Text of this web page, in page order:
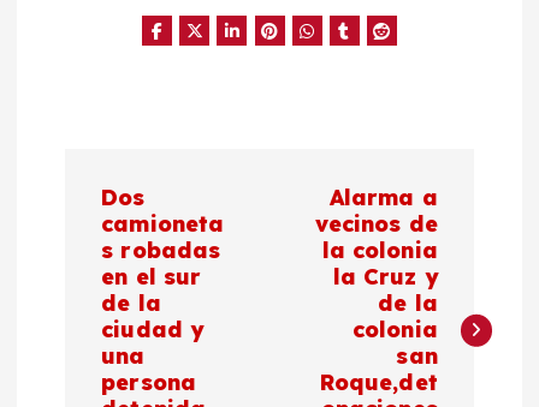
Dos
camioneta
s robadas
en el sur
de la
ciudad y
una
persona
Alarma a
vecinos de
la colonia
la Cruz y
de la
colonia
san
Roque,det